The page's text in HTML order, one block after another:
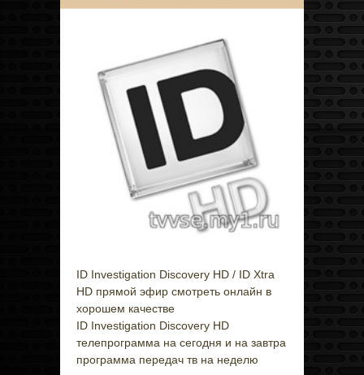
ID Investigation Discovery HD / ID Xtra
HD прямой эфир смотреть онлайн в
хорошем качестве
ID Investigation Discovery HD
телепрограмма на сегодня и на завтра
программа передач тв на неделю